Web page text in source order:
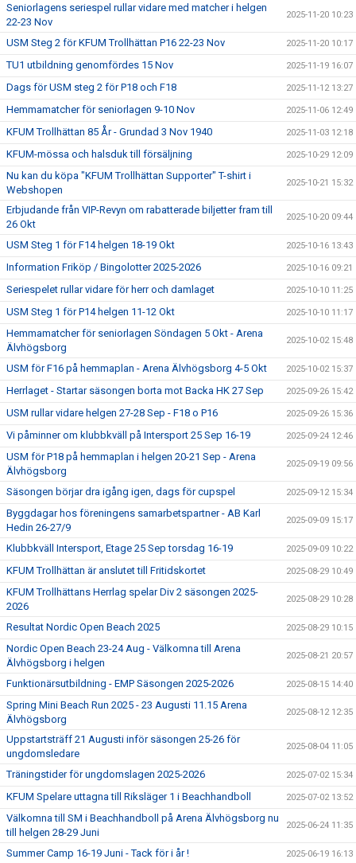
Seniorlagens seriespel rullar vidare med matcher i helgen
22-23 Nov
2025-11-20 10:23
USM Steg 2 för KFUM Trollhättan P16 22-23 Nov 2025-11-20 10:17
TU1 utbildning genomfördes 15 Nov 2025-11-19 16:07
Dags för USM steg 2 för P18 och F18 2025-11-12 13:27
Hemmamatcher för seniorlagen 9-10 Nov 2025-11-06 12:49
KFUM Trollhättan 85 År - Grundad 3 Nov 1940 2025-11-03 12:18
KFUM-mössa och halsduk till försäljning 2025-10-29 12:09
Nu kan du köpa "KFUM Trollhättan Supporter" T-shirt i
Webshopen
2025-10-21 15:32
Erbjudande från VIP-Revyn om rabatterade biljetter fram till
26 Okt
2025-10-20 09:44
USM Steg 1 för F14 helgen 18-19 Okt 2025-10-16 13:43
Information Friköp / Bingolotter 2025-2026 2025-10-16 09:21
Seriespelet rullar vidare för herr och damlaget 2025-10-10 11:25
USM Steg 1 för P14 helgen 11-12 Okt 2025-10-10 11:17
Hemmamatcher för seniorlagen Söndagen 5 Okt - Arena
Älvhögsborg
2025-10-02 15:48
USM för F16 på hemmaplan - Arena Älvhögsborg 4-5 Okt 2025-10-02 15:37
Herrlaget - Startar säsongen borta mot Backa HK 27 Sep 2025-09-26 15:42
USM rullar vidare helgen 27-28 Sep - F18 o P16 2025-09-26 15:36
Vi påminner om klubbkväll på Intersport 25 Sep 16-19 2025-09-24 12:46
USM för P18 på hemmaplan i helgen 20-21 Sep - Arena
Älvhögsborg
2025-09-19 09:56
Säsongen börjar dra igång igen, dags för cupspel 2025-09-12 15:34
Byggdagar hos föreningens samarbetspartner - AB Karl
Hedin 26-27/9
2025-09-09 15:17
Klubbkväll Intersport, Etage 25 Sep torsdag 16-19 2025-09-09 10:22
KFUM Trollhättan är anslutet till Fritidskortet 2025-08-29 10:49
KFUM Trollhättans Herrlag spelar Div 2 säsongen 2025-
2026
2025-08-29 10:28
Resultat Nordic Open Beach 2025 2025-08-29 10:15
Nordic Open Beach 23-24 Aug - Välkomna till Arena
Älvhögsborg i helgen
2025-08-21 20:57
Funktionärsutbildning - EMP Säsongen 2025-2026 2025-08-15 14:40
Spring Mini Beach Run 2025 - 23 Augusti 11.15 Arena
Älvhögsborg
2025-08-12 12:35
Uppstartsträff 21 Augusti inför säsongen 25-26 för
ungdomsledare
2025-08-04 11:05
Träningstider för ungdomslagen 2025-2026 2025-07-02 15:34
KFUM Spelare uttagna till Riksläger 1 i Beachhandboll 2025-07-02 13:52
Välkomna till SM i Beachhandboll på Arena Älvhögsborg nu
till helgen 28-29 Juni
2025-06-24 11:35
Summer Camp 16-19 Juni - Tack för i år ! 2025-06-19 16:13